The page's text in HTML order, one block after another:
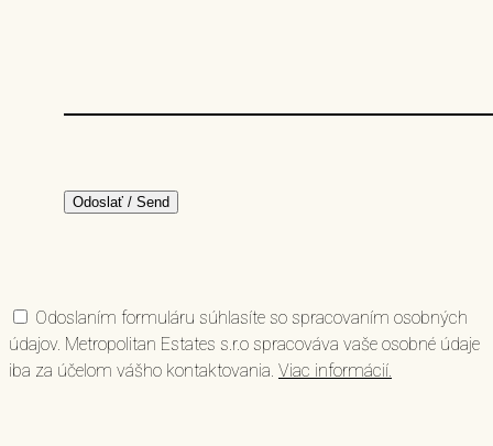
Odoslaním formuláru súhlasíte so spracovaním osobných
údajov. Metropolitan Estates s.r.o spracováva vaše osobné údaje
iba za účelom vášho kontaktovania. Viac informácií.